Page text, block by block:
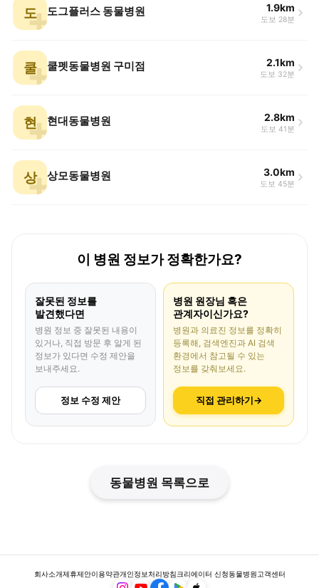
도 도그플러스 동물병원 1.9km
도보 28분
쿨 쿨펫동물병원 구미점 2.1km
도보 32분
현 현대동물병원 2.8km
도보 41분
상 상모동물병원 3.0km
도보 45분
이 병원 정보가 정확한가요?
잘못된 정보를
발견했다면
병원 정보 중 잘못된 내용이
있거나, 직접 방문 후 알게 된
정보가 있다면 수정 제안을
보내주세요.
정보 수정 제안
병원 원장님 혹은
관계자이신가요?
병원과 의료진 정보를 정확히
등록해, 검색엔진과 AI 검색
환경에서 참고될 수 있는
정보를 갖춰보세요.
직접 관리하기→
동물병원 목록으로
회사소개제휴제안이용약관개인정보처리방침크리에이터 신청동물병원고객센터